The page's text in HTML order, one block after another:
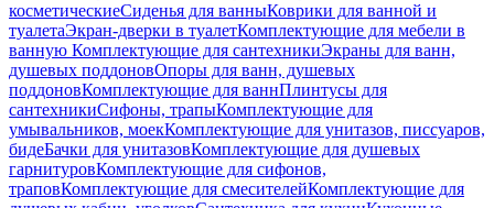
косметическиеСиденья для ванныКоврики для ванной и
туалетаЭкран-дверки в туалетКомплектующие для мебели в
ванную Комплектующие для сантехникиЭкраны для ванн,
душевых поддоновОпоры для ванн, душевых
поддоновКомплектующие для ваннПлинтусы для
сантехникиСифоны, трапыКомплектующие для
умывальников, моекКомплектующие для унитазов, писсуаров,
бидеБачки для унитазовКомплектующие для душевых
гарнитуровКомплектующие для сифонов,
траповКомплектующие для смесителейКомплектующие для